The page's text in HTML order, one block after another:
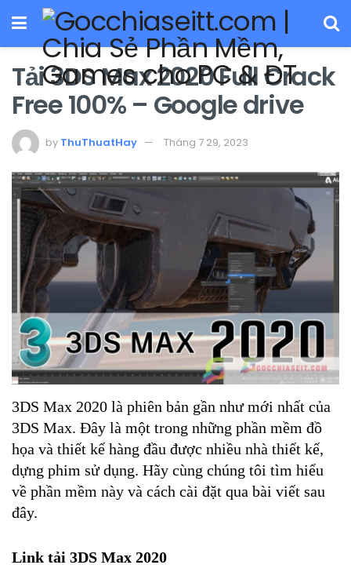
Tải 3DS Max 2020 Full Crack
Free 100% – Google drive
by ThuThuatHay Tháng 7 29, 2023
3DS Max 2020 là phiên bản gần như mới nhất của
3DS Max. Đây là một trong những phần mềm đồ
họa và thiết kế hàng đầu được nhiều nhà thiết kế,
dựng phim sử dụng. Hãy cùng chúng tôi tìm hiểu
về phần mềm này và cách cài đặt qua bài viết sau
đây.
Link tải 3DS Max 2020